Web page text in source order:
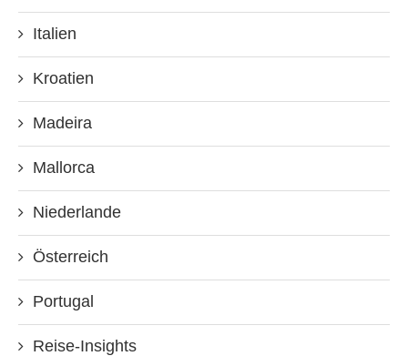
Italien
Kroatien
Madeira
Mallorca
Niederlande
Österreich
Portugal
Reise-Insights